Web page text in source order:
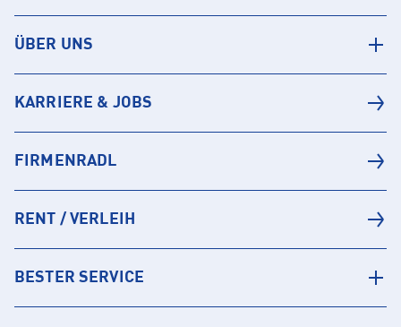
ÜBER UNS
KARRIERE & JOBS
FIRMENRADL
RENT / VERLEIH
BESTER SERVICE